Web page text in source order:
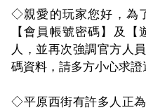
◇親愛的玩家您好，為
【會員帳號密碼】及
人，並再次強調官方人
碼資料，請多方小心求
◇平原西街有許多人正